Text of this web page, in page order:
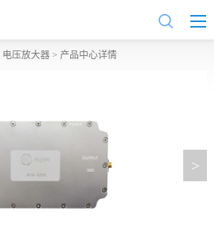
电压放大器> 产品中心详情
>